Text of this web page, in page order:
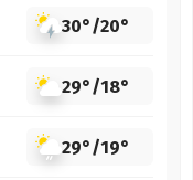
30°/20°
29°/18°
29°/19°